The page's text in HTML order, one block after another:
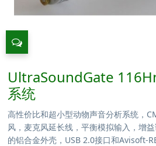
UltraSoundGate
系统
高性价比和超小型动物声音分析系统，
风，麦克风延长线，平衡模拟输入，增
的铝合金外壳，USB 2.0接口和Avisoft-